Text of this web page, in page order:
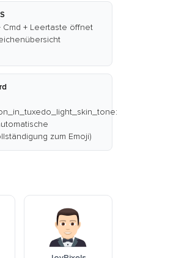
Cmd + Leertaste öffnet
zum Emoji)